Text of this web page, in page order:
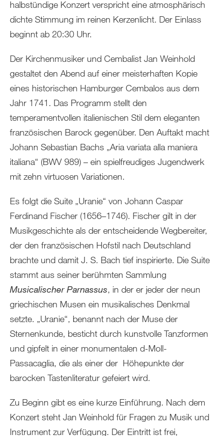
halbstündige Konzert verspricht eine atmosphärisch
dichte Stimmung im reinen Kerzenlicht. Der Einlass
beginnt ab 20:30 Uhr.
Der Kirchenmusiker und Cembalist Jan Weinhold
gestaltet den Abend auf einer meisterhaften Kopie
eines historischen Hamburger Cembalos aus dem
Jahr 1741. Das Programm stellt den
temperamentvollen italienischen Stil dem eleganten
französischen Barock gegenüber. Den Auftakt macht
Johann Sebastian Bachs „Aria variata alla maniera
italiana“ (BWV 989) – ein spielfreudiges Jugendwerk
mit zehn virtuosen Variationen.
Es folgt die Suite „Uranie“ von Johann Caspar
Ferdinand Fischer (1656–1746). Fischer gilt in der
Musikgeschichte als der entscheidende Wegbereiter,
der den französischen Hofstil nach Deutschland
brachte und damit J. S. Bach tief inspirierte. Die Suite
stammt aus seiner berühmten Sammlung
Musicalischer Parnassus, in der er jeder der neun
griechischen Musen ein musikalisches Denkmal
setzte. „Uranie“, benannt nach der Muse der
Sternenkunde, besticht durch kunstvolle Tanzformen
und gipfelt in einer monumentalen d-Moll-
Passacaglia, die als einer der Höhepunkte der
barocken Tastenliteratur gefeiert wird.
Zu Beginn gibt es eine kurze Einführung. Nach dem
Konzert steht Jan Weinhold für Fragen zu Musik und
Instrument zur Verfügung. Der Eintritt ist frei,